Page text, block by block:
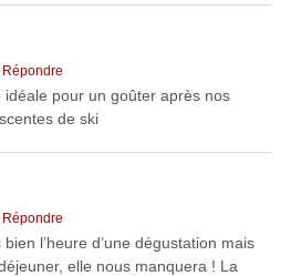
Répondre
idéale pour un goûter après nos
de ski
Répondre
bien l’heure d’une dégustation mais
elle nous manquera ! La